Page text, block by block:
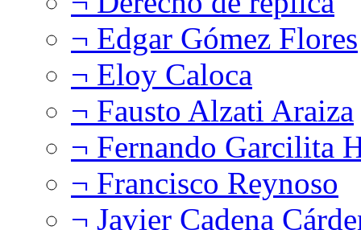
¬ Edgar Gómez Flores
¬ Eloy Caloca
¬ Fausto Alzati Araiza
¬ Fernando Garcilita
¬ Francisco Reynoso
¬ Javier Cadena